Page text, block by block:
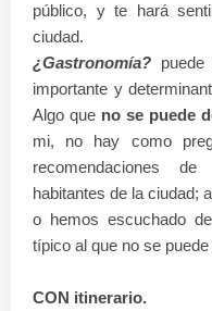
público, y te hará
ciudad.
¿Gastronomía?
importante y
Algo que no se puede
mi, no hay como
recomendaciones
habitantes de la ciudad;
o hemos escuchado
típico al que no se
CON itinerario.